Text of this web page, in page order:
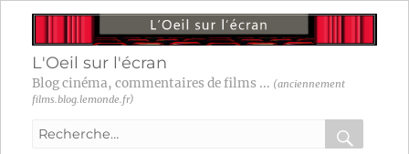
L'Oeil sur l'écran
Blog cinéma, commentaires de films ... (anciennement
films.blog.lemonde.fr)
Recherche